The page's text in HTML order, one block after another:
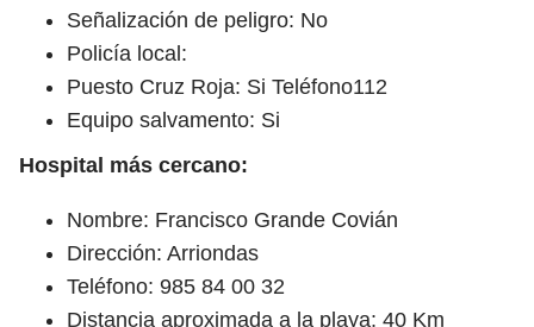
Señalización de peligro: No
Policía local:
Puesto Cruz Roja: Si Teléfono112
Equipo salvamento: Si
Hospital más cercano:
Nombre: Francisco Grande Covián
Dirección: Arriondas
Teléfono: 985 84 00 32
Distancia aproximada a la playa: 40 Km